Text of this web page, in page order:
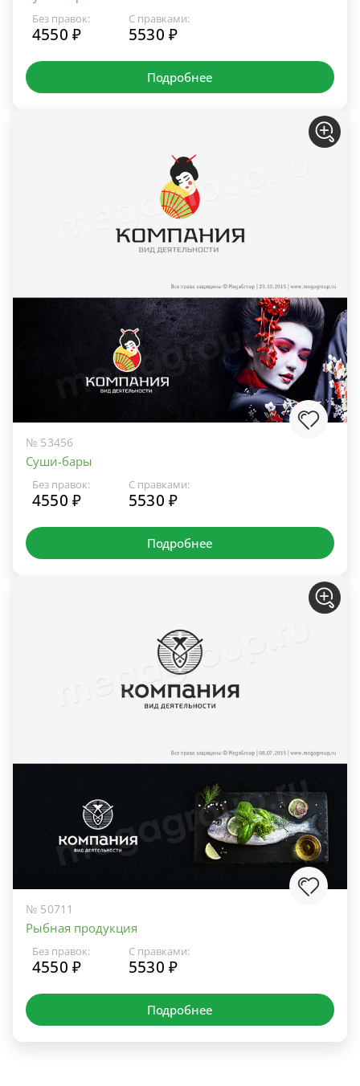
Без правок:
4550 ₽
С правками:
5530 ₽
Подробнее
№ 53456
Суши-бары
Без правок:
4550 ₽
С правками:
5530 ₽
Подробнее
№ 50711
Рыбная продукция
Без правок:
4550 ₽
С правками:
5530 ₽
Подробнее